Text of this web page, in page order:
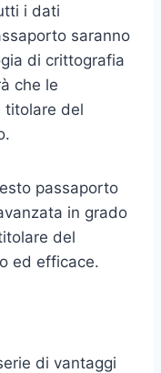
i dati
saranno
di crittografia
che le
titolare del
passaporto
in grado
del
ed efficace.
di vantaggi